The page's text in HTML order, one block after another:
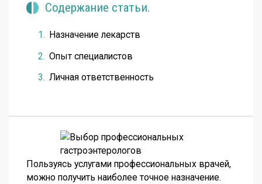
Содержание статьи.
Назначение лекарств
Опыт специалистов
Личная ответственность
Пользуясь услугами профессиональных врачей,
можно получить наиболее точное назначение.